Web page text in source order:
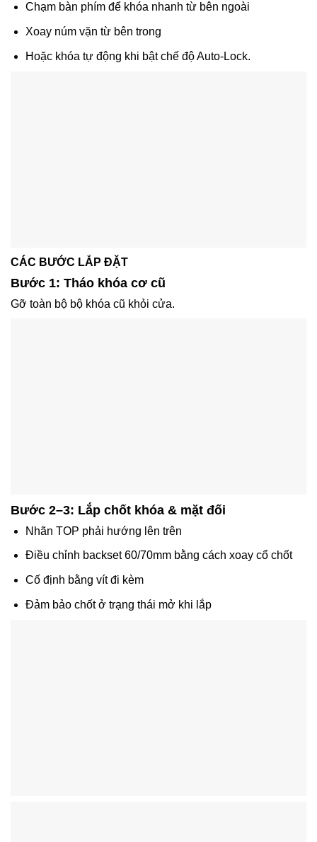
Chạm bàn phím để khóa nhanh từ bên ngoài
Xoay núm vặn từ bên trong
Hoặc khóa tự động khi bật chế độAuto-Lock.
CÁC BƯỚC LẮP ĐẶT
Bước 1: Tháo khóa cơ cũ
Gỡ toàn bộ bộ khóa cũ khỏi cửa.
Bước 2–3: Lắp chốt khóa & mặt đối
Nhãn TOP phải hướng lên trên
Điều chỉnh backset 60/70mm bằng cách xoay cổ chốt
Cố định bằng vít đi kèm
Đảm bảo chốt ở trạng thái mở khi lắp